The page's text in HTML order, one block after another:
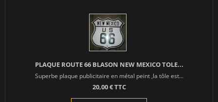
PLAQUE ROUTE 66 BLASON NEW MEXICO TOLE...
Superbe plaque publicitaire en métal peint ,la tôle est...
20,00 € TTC